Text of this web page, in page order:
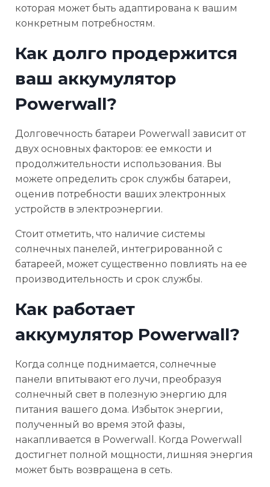
которая может быть адаптирована к вашим
конкретным потребностям.
Как долго продержится
ваш аккумулятор
Powerwall?
Долговечность батареи Powerwall зависит от
двух основных факторов: ее емкости и
продолжительности использования. Вы
можете определить срок службы батареи,
оценив потребности ваших электронных
устройств в электроэнергии.
Стоит отметить, что наличие системы
солнечных панелей, интегрированной с
батареей, может существенно повлиять на ее
производительность и срок службы.
Как работает
аккумулятор Powerwall?
Когда солнце поднимается, солнечные
панели впитывают его лучи, преобразуя
солнечный свет в полезную энергию для
питания вашего дома. Избыток энергии,
полученный во время этой фазы,
накапливается в Powerwall. Когда Powerwall
достигнет полной мощности, лишняя энергия
может быть возвращена в сеть.